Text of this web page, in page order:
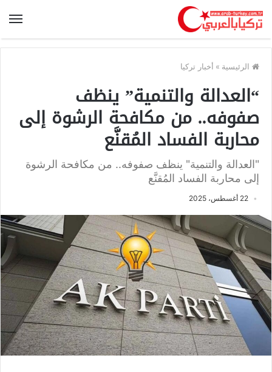
الرئيسية » أخبار تركيا
“العدالة والتنمية” ينظف
صفوفه.. من مكافحة الرشوة إلى
محاربة الفساد المُقنَّع
"العدالة والتنمية" ينظف صفوفه.. من مكافحة الرشوة
إلى محاربة الفساد المُقنَّع
22 أغسطس، 2025